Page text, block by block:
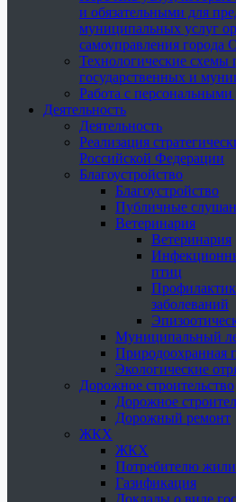
и обязательными для
муниципальных услуг
самоуправления города
Технологические схемы
государственных и
Работа с
Деятельность
Деятельность
Реализация
Российской Федерации
Благоустройство
Благоустройство
Публичные
Ветеринария
Ветеринария
птиц
заболеваний
Муниципальный
Природоохранная
Экологические
Дорожное строительство
Дорожное
Дорожный ремонт
ЖКХ
ЖКХ
Потребителю
Газификация
Доклады о виде